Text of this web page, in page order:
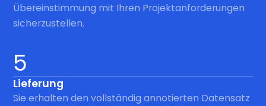
Übereinstimmung mit Ihren Projektanforderungen
sicherzustellen.
5
Lieferung
Sie erhalten den vollständig annotierten Datensatz